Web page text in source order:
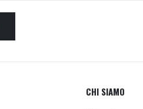
CHI SIAMO